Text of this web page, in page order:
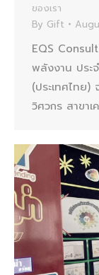
ของเรา
By Gift
EQS
พลังงาน ประ
(ประเทศไท
วิศวกร สาขา